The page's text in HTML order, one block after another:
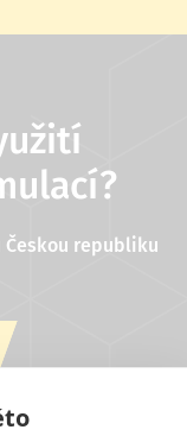
Českou republiku
554